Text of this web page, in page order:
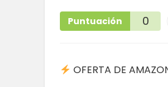
Puntuación 0
OFERTA DE